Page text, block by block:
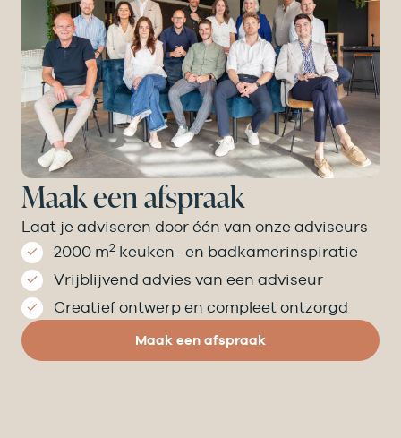
Maak een afspraak
Laat je adviseren door één van onze adviseurs
2000 m2 keuken- en badkamer­inspiratie
Vrijblijvend advies van een adviseur
Creatief ontwerp en compleet ontzorgd
Maak een afspraak